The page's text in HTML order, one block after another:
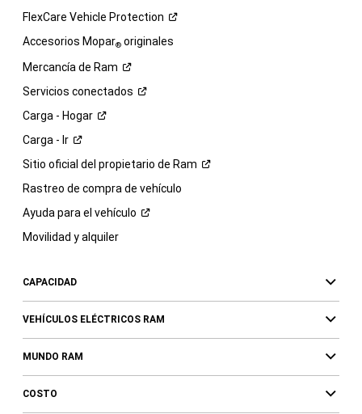
FlexCare Vehicle Protection
Accesorios Mopar®originales
Mercancía de Ram
Servicios conectados
Carga - Hogar
Carga - Ir
Sitio oficial del propietario de Ram
Rastreo de compra de vehículo
Ayuda para el vehículo
Movilidad y alquiler
CAPACIDAD
VEHÍCULOS ELÉCTRICOS RAM
MUNDO RAM
COSTO